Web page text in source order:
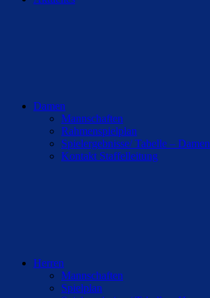
Damen
Mannschaften
Rahmenspielplan
Spielergebnisse/ Tabelle – Damen
Kontakt Staffelleitung
Herren
Mannschaften
Spielplan